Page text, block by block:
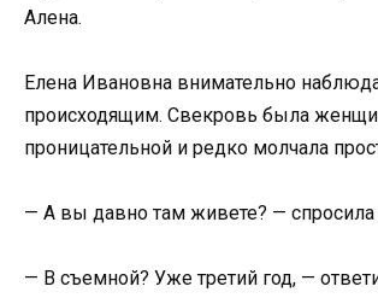
Алена.
Елена Ивановна внимательно
происходящим. Свекровь была
проницательной и редко молчала
— А вы давно там живете? —
— В съемной? Уже третий год, —